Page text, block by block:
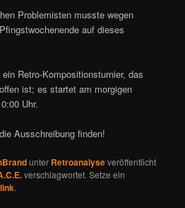
Problemisten musste wegen
auf dieses
Retro-Kompositionsturnier, das
ist; es startet am morgigen
Uhr.
Ausschreibung finden!
unter Retroanalyseveröffentlicht
verschlagwortet. Setze ein
.